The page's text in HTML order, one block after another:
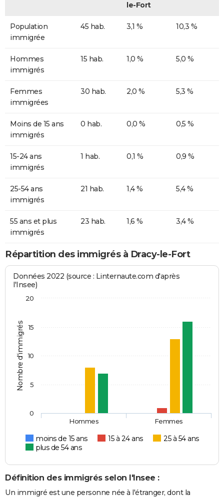
le-Fort
Population
immigrée
45 hab. 3,1 % 10,3 %
Hommes
immigrés
15 hab. 1,0 % 5,0 %
Femmes
immigrées
30 hab. 2,0 % 5,3 %
Moins de 15 ans
immigrés
0 hab. 0,0 % 0,5 %
15-24 ans
immigrés
1 hab. 0,1 % 0,9 %
25-54 ans
immigrés
21 hab. 1,4 % 5,4 %
55 ans et plus
immigrés
23 hab. 1,6 % 3,4 %
Répartition des immigrés à Dracy-le-Fort
Nombre d'immigrés
Données 2022 (source : Linternaute.com d'après
l'Insee)
moins de 15 ans 15 à 24 ans
25 à 54 ans
plus de 54 ans
Hommes Femmes
0
5
10
15
20
Définition des immigrés selon l'Insee :
Un immigré est une personne née à l'étranger, dont la